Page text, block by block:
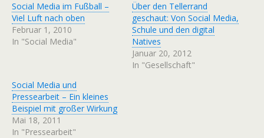
Social Media im Fußball –
Viel Luft nach oben
Februar 1, 2010
In "Social Media"
Über den Tellerrand
geschaut: Von Social Media,
Schule und den digital
Natives
Januar 20, 2012
In "Gesellschaft"
Social Media und
Pressearbeit – Ein kleines
Beispiel mit großer Wirkung
Mai 18, 2011
In "Pressearbeit"